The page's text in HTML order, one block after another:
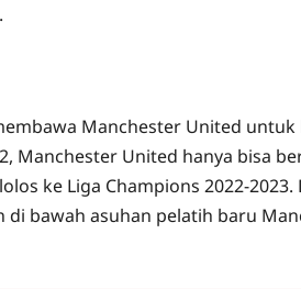
Manchester United
Manchester United hanya bisa
ke Liga Champions 2022-
bawah asuhan pelatih baru